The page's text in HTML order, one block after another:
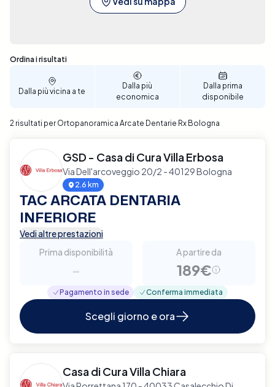
Sono stati trovati 2 risultati
Ordina i risultati
Dalla più vicina a te
Dalla più
economica
Dalla prima
disponibile
2 risultati per Ortopanoramica Arcate Dentarie Rx Bologna
GSD - Casa di Cura Villa Erbosa
Via Dell'arcoveggio 20/2 - 40129 Bologna
2.6 km
TAC ARCATA DENTARIA
INFERIORE
Vedi altre prestazioni
Prima disponibilità
-
A partire da
189€
Pagamento in sede Conferma immediata
Scegli giorno e ora
Casa di Cura Villa Chiara